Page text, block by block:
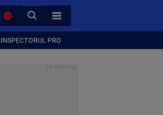
CAUTA
TOATE CATEGORIILE
INSPECTORUL PRO